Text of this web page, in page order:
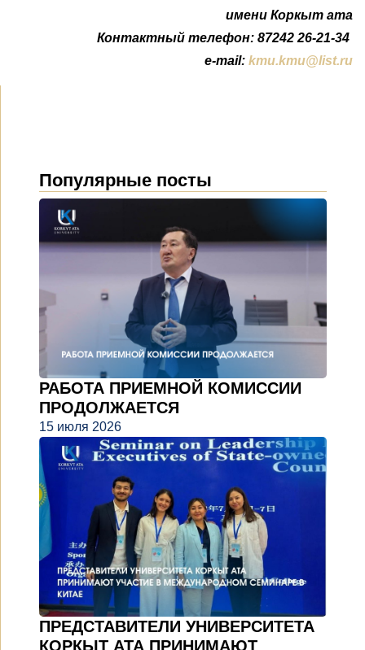
имени Коркыт ата
Контактный телефон: 87242 26-21-34
e-mail: kmu.kmu@list.ru
Популярные посты
РАБОТА ПРИЕМНОЙ КОМИССИИ
ПРОДОЛЖАЕТСЯ
15 июля 2026
ПРЕДСТАВИТЕЛИ УНИВЕРСИТЕТА
КОРКЫТ АТА ПРИНИМАЮТ